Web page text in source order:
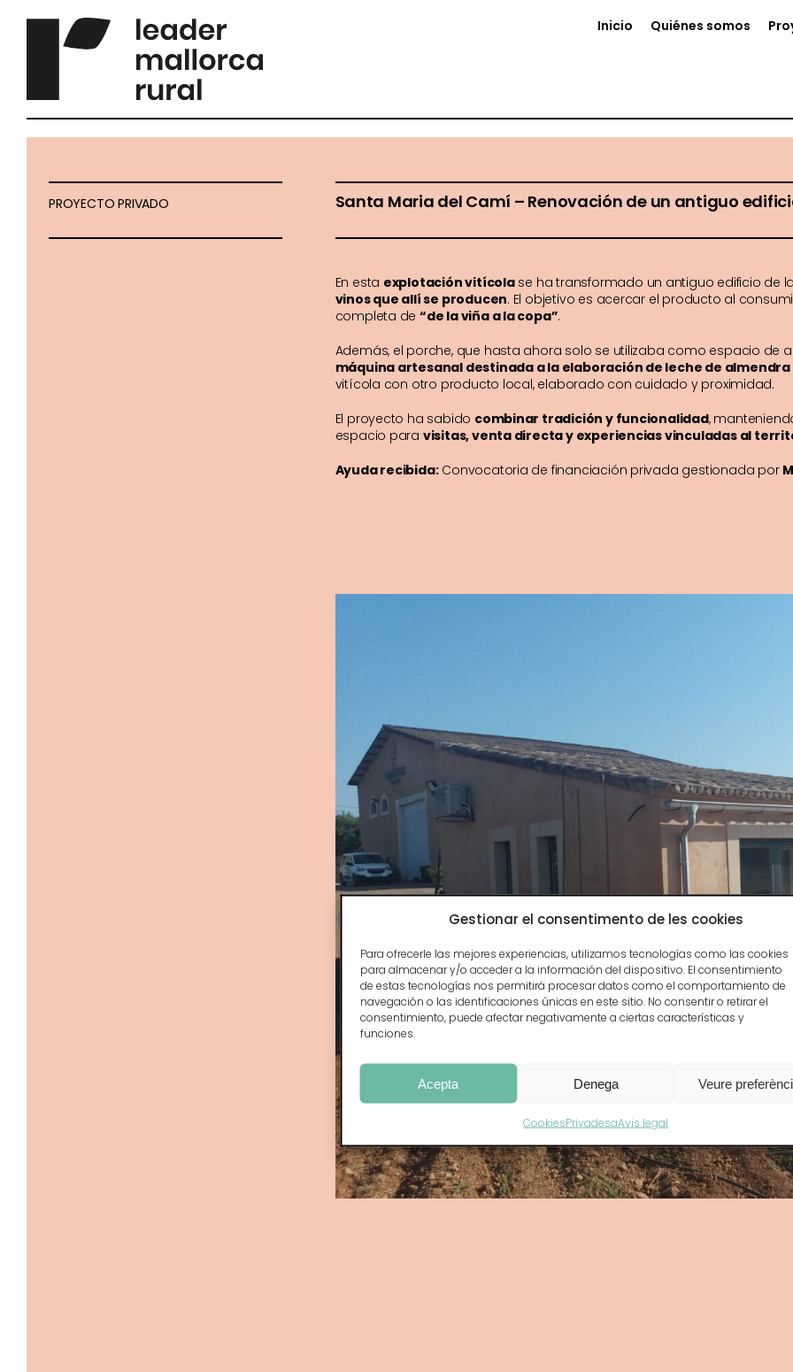
Gestionar el consentimento de les cookies
Para ofrecerle las mejores experiencias, utilizamos tecnologías como las cookies
para almacenar y/o acceder a la información del dispositivo. El consentimiento
de estas tecnologías nos permitirá procesar datos como el comportamiento de
navegación o las identificaciones únicas en este sitio. No consentir o retirar el
consentimiento, puede afectar negativamente a ciertas características y
funciones.
Acepta Denega Veure
CookiesPrivadesaAvis legal
contenido
Inicio Quiénes somos
PROYECTO PRIVADO Santa Maria del Camí – Renovación de un antiguo
En esta explotación vitícolase ha transformado un antiguo edificio de
vinos que allí se producen. El objetivo es acercar el producto al
completa de“de la viña a la copa”.
Además, el porche, que hasta ahora solo se utilizaba como espacio
máquina artesanal destinada a la elaboración de leche de
vitícola con otro producto local, elaborado con cuidado y proximidad.
El proyecto ha sabido combinar tradición y funcionalidad,
espacio para visitas, venta directa y experiencias vinculadas al
Ayuda recibida:Convocatoria de financiación privada gestionada por